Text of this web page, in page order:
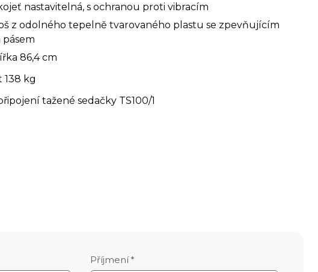
nastavitelná, s ochranou proti vibracím
z odolného tepelně tvarovaného plastu se zpevňujícím
86,4 cm
138 kg
tažené sedačky TS100/1
Příjmení *